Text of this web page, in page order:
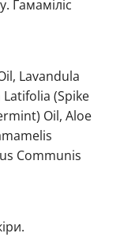
Гамаміліс
Lavandula
(Spike
Oil, Aloe
Communis